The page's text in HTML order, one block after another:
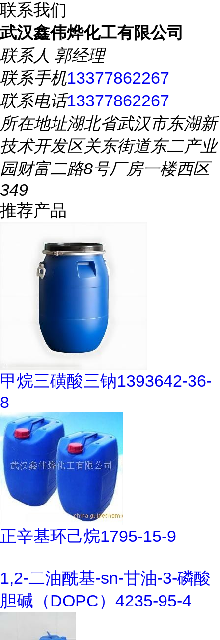
联系我们
武汉鑫伟烨化工有限公司
联系人 郭经理
联系手机13377862267
联系电话13377862267
所在地址湖北省武汉市东湖新
技术开发区关东街道东二产业
园财富二路8号厂房一楼西区
349
推荐产品
甲烷三磺酸三钠1393642-36-
8
正辛基环己烷1795-15-9
1,2-二油酰基-sn-甘油-3-磷酸
胆碱（DOPC）4235-95-4